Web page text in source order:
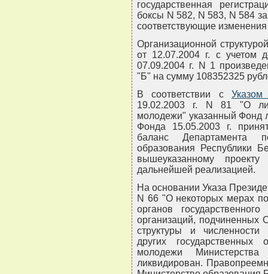
государственная
боксы N 582, N 583, N 584
соответствующие
Организационной
от 12.07.2004 г. с учетом
07.09.2004 г. N 1
"Б" на сумму 108352325
В соответствии с
19.02.2003 г. N 81 "О
молодежи" указанный Фонд
Фонда 15.05.2003 г.
баланс Департамента
образования Республики
вышеуказанному
дальнейшей реализацией.
На основании Указа
N 66 "О некоторых мерах
органов
организаций, подчиненных
структуры и численности
других
молодежи Министерства
ликвидирован.